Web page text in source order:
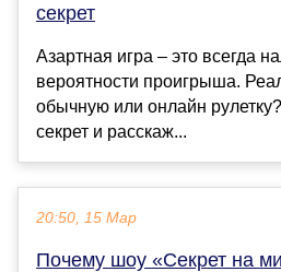
секрет
Азартная игра – это всегда
вероятности проигрыша.
обычную или онлайн
секрет и расскаж...
20:50, 15 Мар
Почему шоу «Секрет на